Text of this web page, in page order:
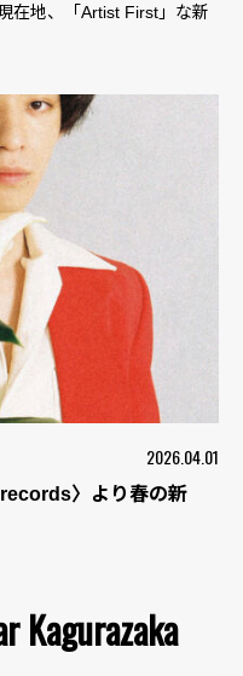
在地、「Artist First」な新
2026.04.01
〉より春の新
Kagurazaka